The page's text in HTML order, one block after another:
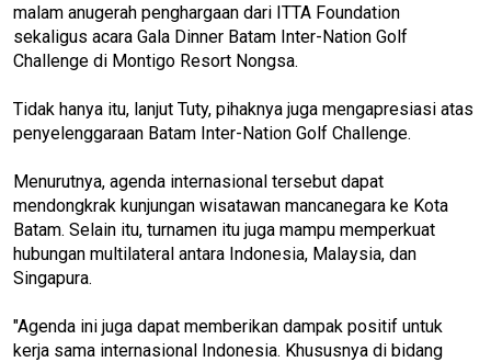
malam anugerah penghargaan dari ITTA Foundation
sekaligus acara Gala Dinner Batam Inter-Nation Golf
Challenge di Montigo Resort Nongsa.
Tidak hanya itu, lanjut Tuty, pihaknya juga mengapresiasi atas
penyelenggaraan Batam Inter-Nation Golf Challenge.
Menurutnya, agenda internasional tersebut dapat
mendongkrak kunjungan wisatawan mancanegara ke Kota
Batam. Selain itu, turnamen itu juga mampu memperkuat
hubungan multilateral antara Indonesia, Malaysia, dan
Singapura.
"Agenda ini juga dapat memberikan dampak positif untuk
kerja sama internasional Indonesia. Khususnya di bidang